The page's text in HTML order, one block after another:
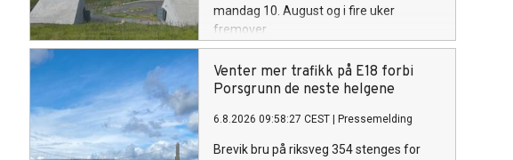
mandag 10. August og i fire uker
fremover.
Venter mer trafikk på E18 forbi
Porsgrunn de neste helgene
6.8.2026 09:58:27 CEST Pressemelding
Brevik bru på riksveg 354 stenges for